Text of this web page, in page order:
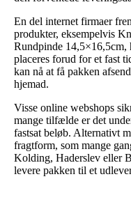
En del internet firmaer
produkter, eksempelvis
Rundpinde
placeres forud for et fast
kan nå at få pakken
hjemad.
Visse online webshops
mange tilfælde er det
fastsat beløb. Alternativt
fragtform, som mange
Kolding, Haderslev eller
levere pakken til et